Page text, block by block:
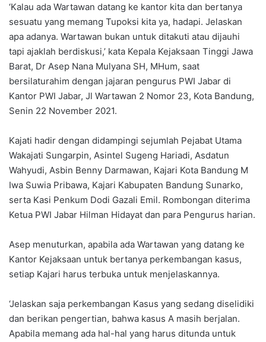
‘Kalau ada Wartawan datang ke kantor kita dan bertanya
sesuatu yang memang Tupoksi kita ya, hadapi. Jelaskan
apa adanya. Wartawan bukan untuk ditakuti atau dijauhi
tapi ajaklah berdiskusi,’ kata Kepala Kejaksaan Tinggi Jawa
Barat, Dr Asep Nana Mulyana SH, MHum, saat
bersilaturahim dengan jajaran pengurus PWI Jabar di
Kantor PWI Jabar, Jl Wartawan 2 Nomor 23, Kota Bandung,
Senin 22 November 2021.
Kajati hadir dengan didampingi sejumlah Pejabat Utama
Wakajati Sungarpin, Asintel Sugeng Hariadi, Asdatun
Wahyudi, Asbin Benny Darmawan, Kajari Kota Bandung M
Iwa Suwia Pribawa, Kajari Kabupaten Bandung Sunarko,
serta Kasi Penkum Dodi Gazali Emil. Rombongan diterima
Ketua PWI Jabar Hilman Hidayat dan para Pengurus harian.
Asep menuturkan, apabila ada Wartawan yang datang ke
Kantor Kejaksaan untuk bertanya perkembangan kasus,
setiap Kajari harus terbuka untuk menjelaskannya.
‘Jelaskan saja perkembangan Kasus yang sedang diselidiki
dan berikan pengertian, bahwa kasus A masih berjalan.
Apabila memang ada hal-hal yang harus ditunda untuk